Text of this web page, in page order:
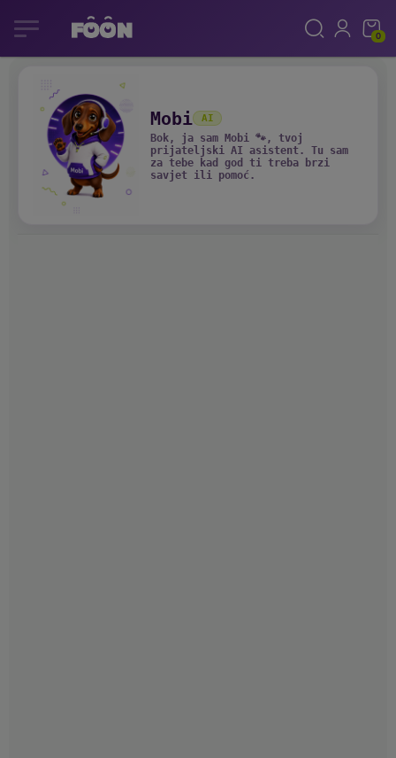
0
Mobi AI
Bok, ja sam Mobi 🐾, tvoj
prijateljski AI asistent. Tu sam
za tebe kad god ti treba brzi
savjet ili pomoć.